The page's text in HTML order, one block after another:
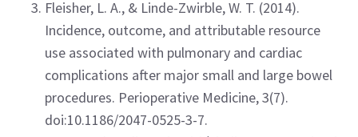
Bibliografia
Mehta SP, Eisenkraft JB, Posner KL, Domino KB.
Patient injuries from anesthesia gas delivery
equipment. Anesthesiology 2013; 119: 788-95.
Nota a piè di pagina omessa per evitare